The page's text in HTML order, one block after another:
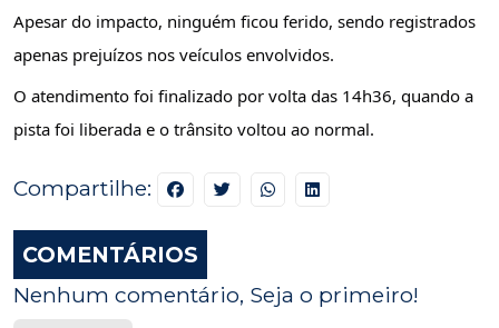
Apesar do impacto, ninguém ficou ferido, sendo registrados
apenas prejuízos nos veículos envolvidos.
O atendimento foi finalizado por volta das 14h36, quando a
pista foi liberada e o trânsito voltou ao normal.
Compartilhe:
COMENTÁRIOS
Nenhum comentário, Seja o primeiro!